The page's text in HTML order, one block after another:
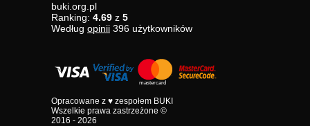
buki.org.pl
Ranking: 4.69 z 5
Według opinii 396 użytkowników
Opracowane z ♥ zespołem BUKI
Wszelkie prawa zastrzeżone ©
2016 - 2026